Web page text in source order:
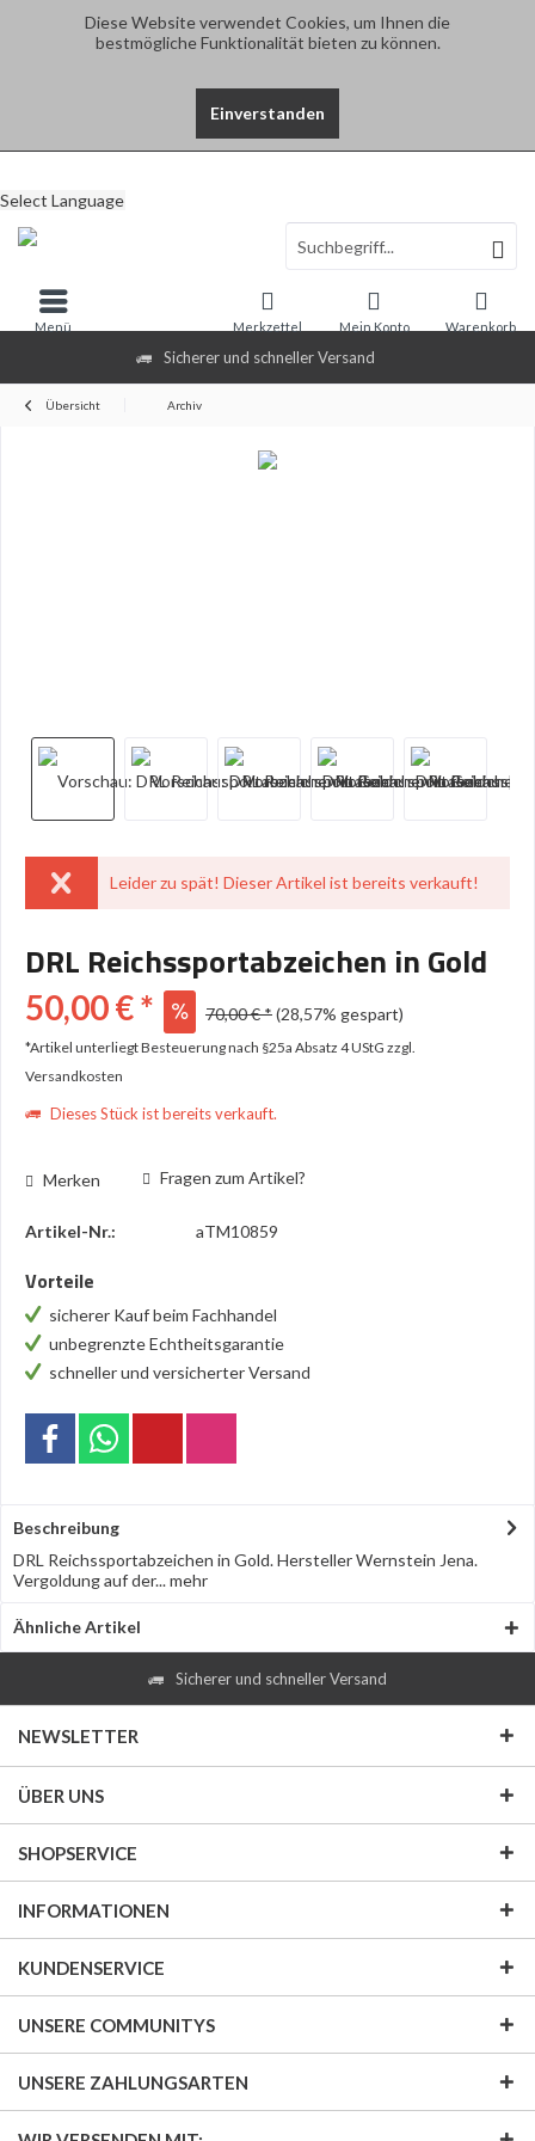
Diese Website verwendet Cookies, um Ihnen die
bestmögliche Funktionalität bieten zu können.
Einverstanden
Sicherer und schneller Versand
Select Language
Warenkorb
Merkzettel Mein Konto
Menü
Übersicht Archiv
Leider zu spät! Dieser Artikel ist bereits verkauft!
DRL Reichssportabzeichen in Gold
50,00 € * 70,00 € *(28,57% gespart)
*Artikel unterliegt Besteuerung nach §25a Absatz 4 UStG zzgl.
Versandkosten
Dieses Stück ist bereits verkauft.
Merken Fragen zum Artikel?
Artikel-Nr.: aTM10859
Vorteile
sicherer Kauf beim Fachhandel
unbegrenzte Echtheitsgarantie
schneller und versicherter Versand
Beschreibung
DRL Reichssportabzeichen in Gold. Hersteller Wernstein Jena.
Vergoldung auf der...mehr
Ähnliche Artikel
Sicherer und schneller Versand
NEWSLETTER
ÜBER UNS
SHOPSERVICE
INFORMATIONEN
KUNDENSERVICE
UNSERE COMMUNITYS
UNSERE ZAHLUNGSARTEN